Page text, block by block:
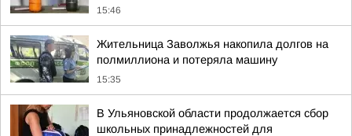
15:46
Жительница Заволжья накопила долгов на
полмиллиона и потеряла машину
15:35
В Ульяновской области продолжается сбор
школьных принадлежностей для